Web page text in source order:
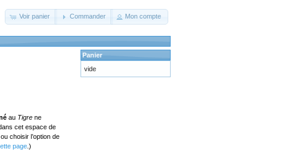
Voir panier Commander Mon compte
au Tigre ne
cet espace de
choisir l’option de
page .)
Panier
vide